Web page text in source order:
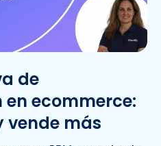
de
ecommerce:
vende más